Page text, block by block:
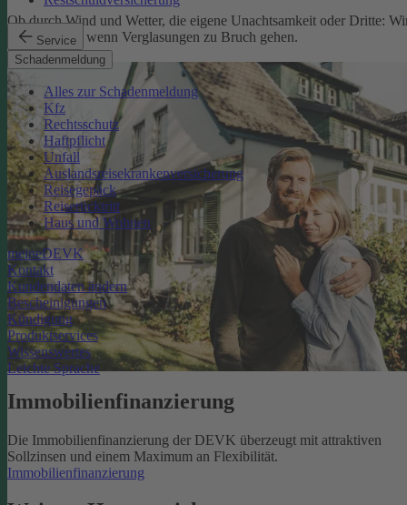
Service
Schadenmeldung
Alles zur Schadenmeldung
Kfz
Rechtsschutz
Haftpflicht
Unfall
Auslandsreisekrankenversicherung
Reisegepäck
Reiserücktritt
Haus und Wohnen
meineDEVK
Kontakt
Kundendaten ändern
Bescheinigungen
Kündigung
Produktservices
Wissenswertes
Leichte Sprache
Ob durch Wind und Wetter, die eigene Unachtsamkeit oder Dritte:
schützen Sie, wenn Verglasungen zu Bruch gehen.
Glasversicherung
Immobilienfinanzierung
Die Immobilienfinanzierung der DEVK überzeugt mit attraktiven
Sollzinsen und einem Maximum an Flexibilität.
Immobilienfinanzierung